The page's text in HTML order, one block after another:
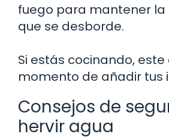
fuego para mantener la
que se desborde.
Si estás cocinando, este
momento de añadir tus
Consejos de
hervir agua